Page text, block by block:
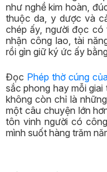
như nghề kim hoàn,
thuộc da, y dược và
chép ấy, người đọc có
nhận công lao, tài
rồi gìn giữ ký ức ấy
Đọc Phép thờ cúng
sắc phong hay mỗi
không còn chỉ là
một câu chuyện lớn
tôn vinh người có
mình suốt hàng trăm